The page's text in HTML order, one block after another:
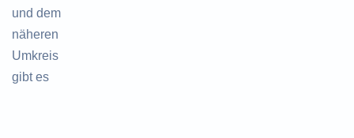
und dem
näheren
Umkreis
gibt es